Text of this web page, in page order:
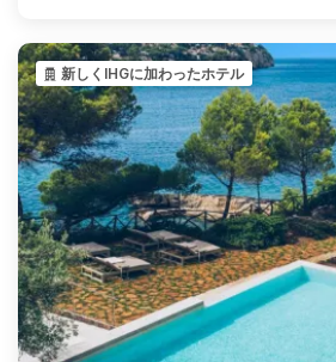
新しくIHGに加わったホテル